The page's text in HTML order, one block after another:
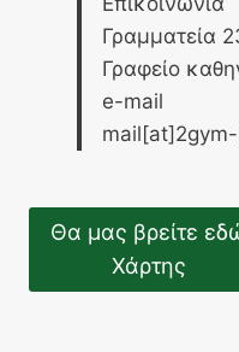
Γραμματεία
Γραφείο
e-mail
Θα μας βρείτε
Χάρτης